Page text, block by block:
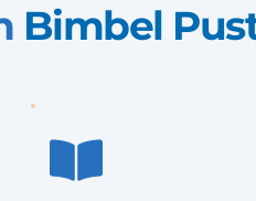
Bimbel